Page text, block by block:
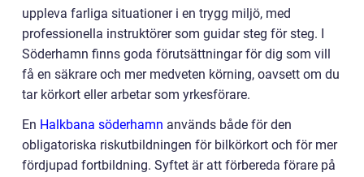
uppleva farliga situationer i en trygg miljö, med
professionella instruktörer som guidar steg för steg. I
Söderhamn finns goda förutsättningar för dig som vill
få en säkrare och mer medveten körning, oavsett om du
tar körkort eller arbetar som yrkesförare.
En Halkbana söderhamn används både för den
obligatoriska riskutbildningen för bilkörkort och för mer
fördjupad fortbildning. Syftet är att förbereda förare på